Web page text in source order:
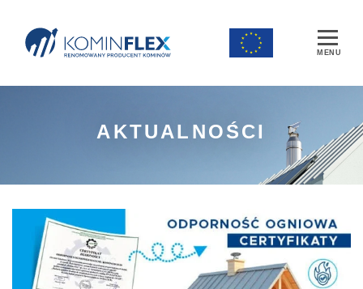
Main Navigation
AKTUALNOŚCI